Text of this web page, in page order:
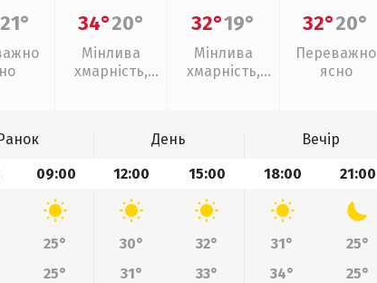
21° 34°20°
Мінлива
хмарність,
32°19°
Мінлива
хмарність,
32°20°
Переважно
ясно
День
Вечір
09:00 12:00 15:00 18:00 21:00
25° 30° 32° 31°
25°
25° 31° 33° 34° 25°